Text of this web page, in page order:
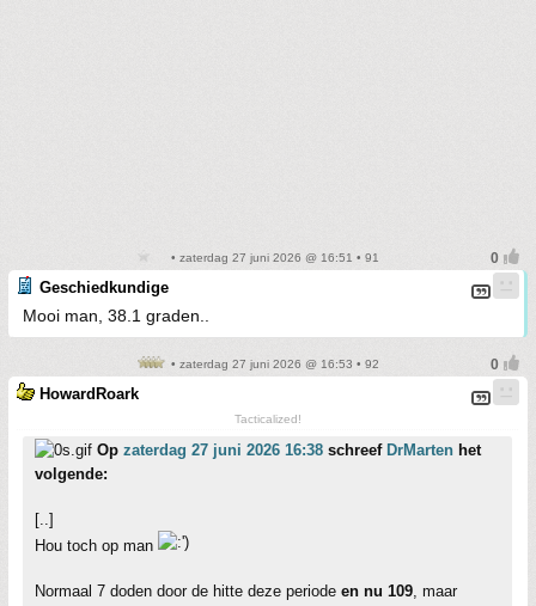
• zaterdag 27 juni 2026 @ 16:51 • 91
Geschiedkundige
Mooi man, 38.1 graden..
• zaterdag 27 juni 2026 @ 16:53 • 92
HowardRoark
Tacticalized!
Op zaterdag 27 juni 2026 16:38 schreef DrMarten het
volgende:
[..]
Hou toch op man
Normaal 7 doden door de hitte deze periode en nu 109, maar